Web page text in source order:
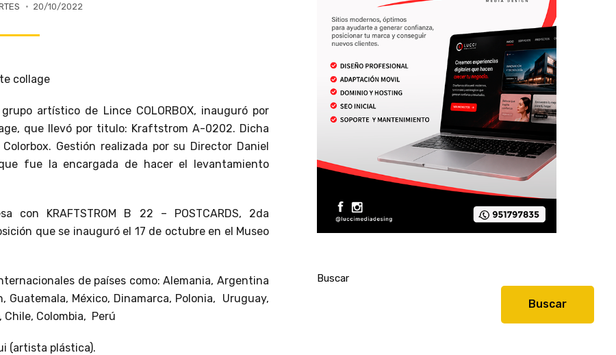
20/10/2022
collage
artístico de Lince COLORBOX, inauguró por
que llevó por titulo: Kraftstrom A-0202. Dicha
Gestión realizada por su Director Daniel
fue la encargada de hacer el levantamiento
KRAFTSTROM B 22 – POSTCARDS, 2da
que se inauguró el 17 de octubre en el Museo
de países como: Alemania, Argentina
Guatemala, México, Dinamarca, Polonia, Uruguay,
Colombia, Perú
(artista plástica).
Buscar
Buscar